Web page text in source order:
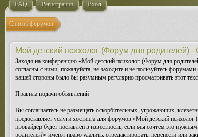
FAQ Регистрация Вход
Список форумов
Мой детский психолог (Форум для родителей)
Заходя на конференцию «Мой детский психолог (Форум для
согласны с ними, пожалуйста, не заходите и не пользуйтесь
вашей стороны было бы разумным регулярно просматривать этот
Правила подачи объявлений
Вы соглашаетесь не размещать оскорбительных, угрожающих,
предоставляет услуги хостинга для форумов «Мой детский
провайдер будет поставлен в известность, если мы сочтём это
родителей)» имеют право удалить, отредактировать, перенести или